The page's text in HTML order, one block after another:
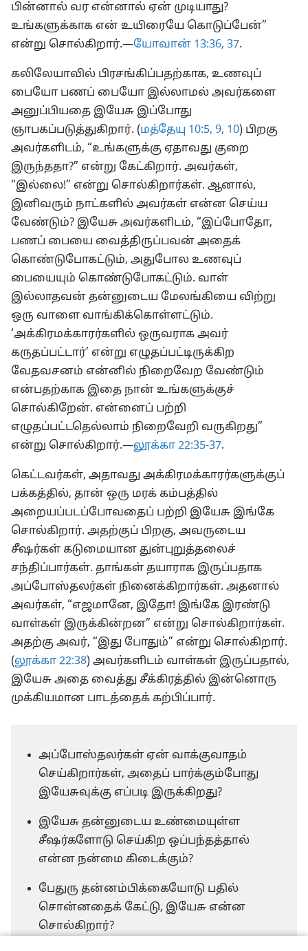
பின்னால் வர என்னால் ஏன் முடியாது?
உங்களுக்காக என் உயிரையே கொடுப்பேன்”
என்று சொல்கிறார்.—யோவான் 13:36, 37.
கலிலேயாவில் பிரசங்கிப்பதற்காக, உணவுப்
பையோ பணப் பையோ இல்லாமல் அவர்களை
அனுப்பியதை இயேசு இப்போது
ஞாபகப்படுத்துகிறார். (மத்தேயு 10:5, 9, 10) பிறகு
அவர்களிடம், “உங்களுக்கு ஏதாவது குறை
இருந்ததா?” என்று கேட்கிறார். அவர்கள்,
“இல்லை!” என்று சொல்கிறார்கள். ஆனால்,
இனிவரும் நாட்களில் அவர்கள் என்ன செய்ய
வேண்டும்? இயேசு அவர்களிடம், “இப்போதோ,
பணப் பையை வைத்திருப்பவன் அதைக்
கொண்டுபோகட்டும், அதுபோல உணவுப்
பையையும் கொண்டுபோகட்டும். வாள்
இல்லாதவன் தன்னுடைய மேலங்கியை விற்று
ஒரு வாளை வாங்கிக்கொள்ளட்டும்.
‘அக்கிரமக்காரர்களில் ஒருவராக அவர்
கருதப்பட்டார்’ என்று எழுதப்பட்டிருக்கிற
வேதவசனம் என்னில் நிறைவேற வேண்டும்
என்பதற்காக இதை நான் உங்களுக்குச்
சொல்கிறேன். என்னைப் பற்றி
எழுதப்பட்டதெல்லாம் நிறைவேறி வருகிறது”
என்று சொல்கிறார்.—லூக்கா 22:35-37.
கெட்டவர்கள், அதாவது அக்கிரமக்காரர்களுக்குப்
பக்கத்தில், தான் ஒரு மரக் கம்பத்தில்
அறையப்படப்போவதைப் பற்றி இயேசு இங்கே
சொல்கிறார். அதற்குப் பிறகு, அவருடைய
சீஷர்கள் கடுமையான துன்புறுத்தலைச்
சந்திப்பார்கள். தாங்கள் தயாராக இருப்பதாக
அப்போஸ்தலர்கள் நினைக்கிறார்கள். அதனால்
அவர்கள், “எஜமானே, இதோ! இங்கே இரண்டு
வாள்கள் இருக்கின்றன” என்று சொல்கிறார்கள்.
அதற்கு அவர், “இது போதும்” என்று சொல்கிறார்.
(லூக்கா 22:38) அவர்களிடம் வாள்கள் இருப்பதால்,
இயேசு அதை வைத்து சீக்கிரத்தில் இன்னொரு
முக்கியமான பாடத்தைக் கற்பிப்பார்.
அப்போஸ்தலர்கள் ஏன் வாக்குவாதம்
செய்கிறார்கள், அதைப் பார்க்கும்போது
இயேசுவுக்கு எப்படி இருக்கிறது?
இயேசு தன்னுடைய உண்மையுள்ள
சீஷர்களோடு செய்கிற ஒப்பந்தத்தால்
என்ன நன்மை கிடைக்கும்?
பேதுரு தன்னம்பிக்கையோடு பதில்
சொன்னதைக் கேட்டு, இயேசு என்ன
சொல்கிறார்?